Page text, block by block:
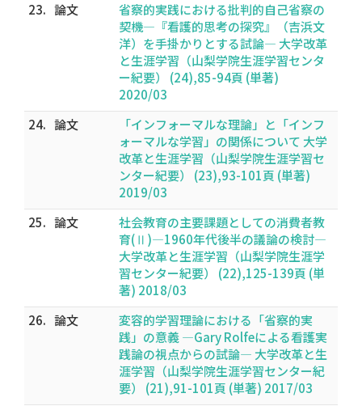
23. 論文
省察的実践における批判的自己省察の
契機―『看護的思考の探究』（吉浜文
洋）を手掛かりとする試論― 大学改革
と生涯学習（山梨学院生涯学習センタ
ー紀要） (24),85-94頁 (単著)
2020/03
24. 論文
「インフォーマルな理論」と「インフ
ォーマルな学習」の関係について 大学
改革と生涯学習（山梨学院生涯学習セ
ンター紀要） (23),93-101頁 (単著)
2019/03
25. 論文
社会教育の主要課題としての消費者教
育(Ⅱ)―1960年代後半の議論の検討―
大学改革と生涯学習（山梨学院生涯学
習センター紀要） (22),125-139頁 (単
著) 2018/03
26. 論文
変容的学習理論における「省察的実
践」の意義 ―Gary Rolfeによる看護実
践論の視点からの試論― 大学改革と生
涯学習（山梨学院生涯学習センター紀
要） (21),91-101頁 (単著) 2017/03